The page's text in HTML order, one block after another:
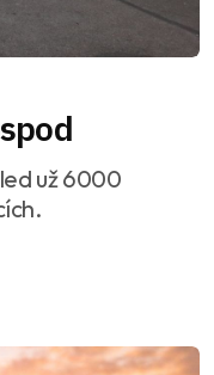
už 6000